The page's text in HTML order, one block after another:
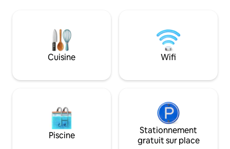
une journée bien remplie à vous
à : ✓tous les équipements nécessaires,
une connexion Wi-Fi ✓gratuite, une
gratuites, une ✓ télévision (configurée
inondent
et encadrent le
unique en son
classique et vue
Cuisine Wifi
Piscine
Stationnement
gratuit sur place